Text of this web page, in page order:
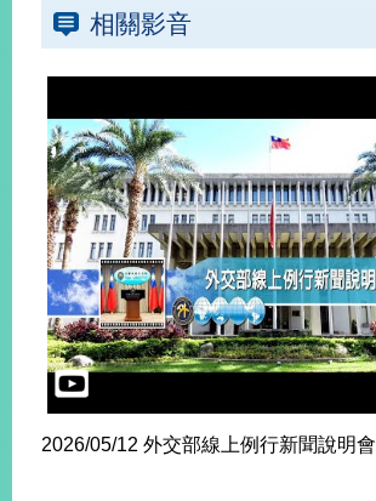
相關影音
2026/05/12 外交部線上例行新聞說明會